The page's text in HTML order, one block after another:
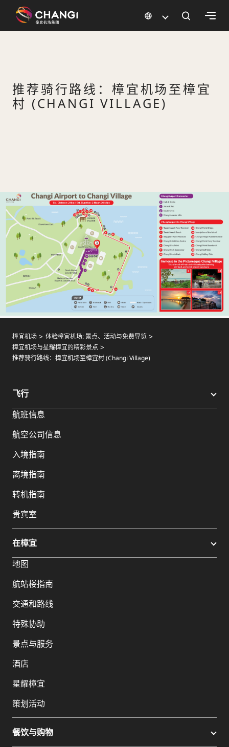
樟
宜
网
言:
推荐骑行路线：樟宜机场至樟宜
村 (CHANGI VILLAGE)
樟宜机场
体验樟宜机场: 景点、活动与免费导览
樟宜机场与星耀樟宜的精彩景点
推荐骑行路线：樟宜机场至樟宜村 (Changi Village)
飞行
航班信息
航空公司信息
入境指南
离境指南
转机指南
贵宾室
在樟宜
地图
航站楼指南
交通和路线
特殊协助
景点与服务
酒店
星耀樟宜
策划活动
餐饮与购物